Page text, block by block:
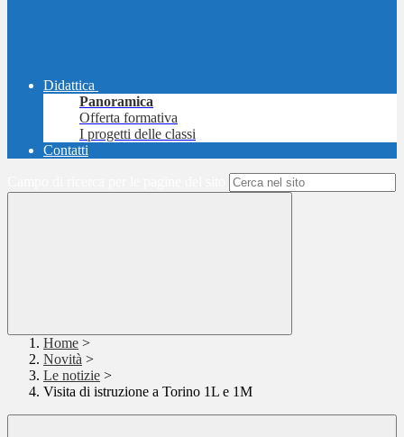
Didattica
Panoramica
Offerta formativa
I progetti delle classi
Contatti
Home >
Novità >
Le notizie >
Visita di istruzione a Torino 1L e 1M